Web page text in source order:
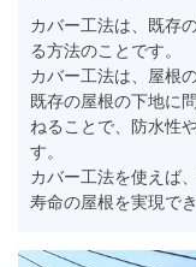
カバー工法は、既存
る方法のことです。
カバー工法は、屋根
既存の屋根の下地に
ねることで、防水性
す。
カバー工法を使えば
寿命の屋根を実現でき